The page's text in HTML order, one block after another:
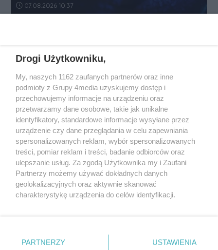
Data dodania artykułu:
07.08.2026 10:37
Wydawcą rzeszow-info.pljest:
FUNDACJA MEDIÓW NIEZALEŻNYCH LIBERTAS
ul. Kopernika 10, 35-002 Rzeszów
e-mail:redakcja@rzeszow-info.pl
Zasady dodawania i publikacji komentarzy
Drogi Użytkowniku,
My, naszych 1162 zaufanych partnerów oraz inne
podmioty z Grupy 4media uzyskujemy dostęp i
przechowujemy informacje na urządzeniu oraz
przetwarzamy dane osobowe, takie jak unikalne
identyfikatory, standardowe informacje wysyłane przez
urządzenie czy dane przeglądania w celu zapewniania
spersonalizowanych reklam, wybór spersonalizowanych
treści, pomiar reklam i treści, badanie odbiorców oraz
ulepszanie usług. Za zgodą Użytkownika my i Zaufani
Partnerzy możemy używać dokładnych danych
geolokalizacyjnych oraz aktywnie skanować
charakterystykę urządzenia do celów identyfikacji.
zmienić/wycofać klikając przycisk ustawień prywatności
znajdujący się w lewym dolnym rogu strony
. Niektóre
PARTNERZY USTAWIENIA